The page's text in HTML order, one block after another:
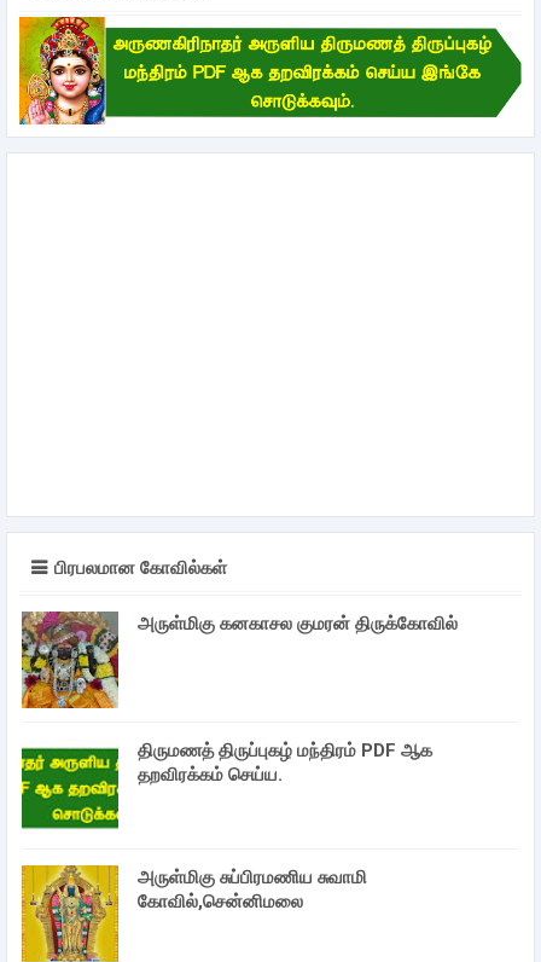
பிரபலமான கோவில்கள்
அருள்மிகு கனகாசல குமரன் திருக்கோவில்
திருமணத் திருப்புகழ் மந்திரம் PDF ஆக
தறவிரக்கம் செய்ய.
அருள்மிகு சுப்பிரமணிய சுவாமி
கோவில்,சென்னிமலை